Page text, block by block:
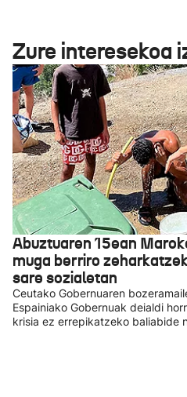
Zure interesekoa
Abuztuaren 15ean
muga berriro
sare sozialetan
Ceutako Gobernuaren
Espainiako Gobernuak deialdi
krisia ez errepikatzeko baliabide